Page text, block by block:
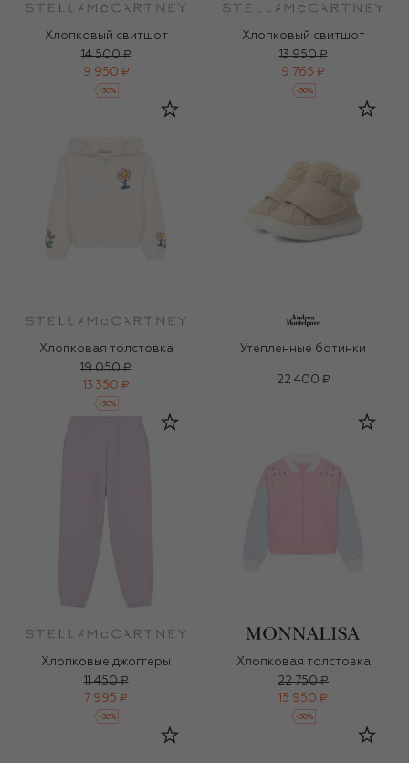
Хлопковый свитшот
14 500 ₽
9 950 ₽
-30%
Хлопковый свитшот
13 950 ₽
9 765 ₽
-30%
Хлопковая толстовка
19 050 ₽
13 350 ₽
-30%
Утепленные ботинки
22 400 ₽
Хлопковые джоггеры
11 450 ₽
7 995 ₽
-30%
Хлопковая толстовка
22 750 ₽
15 950 ₽
-30%